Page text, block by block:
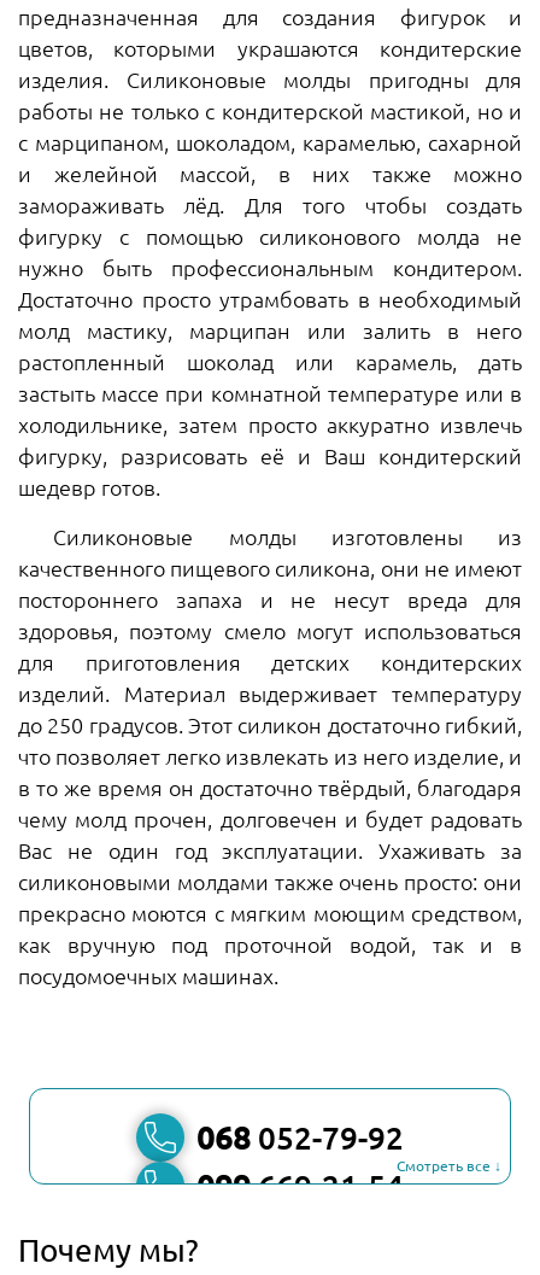
предназначенная для создания фигурок и
цветов, которыми украшаются кондитерские
изделия. Силиконовые молды пригодны для
работы не только с кондитерской мастикой, но и
с марципаном, шоколадом, карамелью, сахарной
и желейной массой, в них также можно
замораживать лёд. Для того чтобы создать
фигурку с помощью силиконового молда не
нужно быть профессиональным кондитером.
Достаточно просто утрамбовать в необходимый
молд мастику, марципан или залить в него
растопленный шоколад или карамель, дать
застыть массе при комнатной температуре или в
холодильнике, затем просто аккуратно извлечь
фигурку, разрисовать её и Ваш кондитерский
шедевр готов.
Силиконовые молды изготовлены из
качественного пищевого силикона, они не имеют
постороннего запаха и не несут вреда для
здоровья, поэтому смело могут использоваться
для приготовления детских кондитерских
изделий. Материал выдерживает температуру
до 250 градусов. Этот силикон достаточно гибкий,
что позволяет легко извлекать из него изделие, и
в то же время он достаточно твёрдый, благодаря
чему молд прочен, долговечен и будет радовать
Вас не один год эксплуатации. Ухаживать за
силиконовыми молдами также очень просто: они
прекрасно моются с мягким моющим средством,
как вручную под проточной водой, так и в
посудомоечных машинах.
068 052-79-92
099669-21-54
067
Смотреть все ↓
Почему мы?